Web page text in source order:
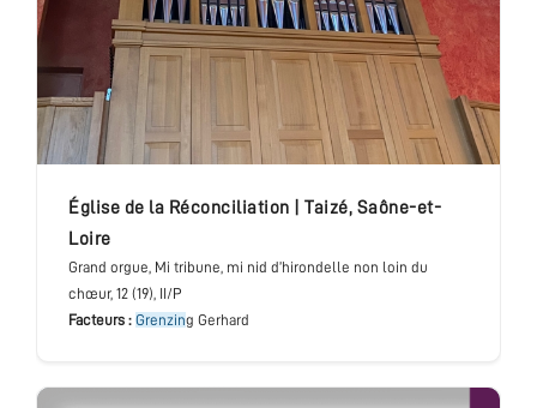
église de la Réconciliation Taizé, Saône-et-
Loire
Grand orgue, Mi tribune, mi nid d’hirondelle non loin du
chœur, 12 (19), II/P
Facteurs : Grenzing Gerhard